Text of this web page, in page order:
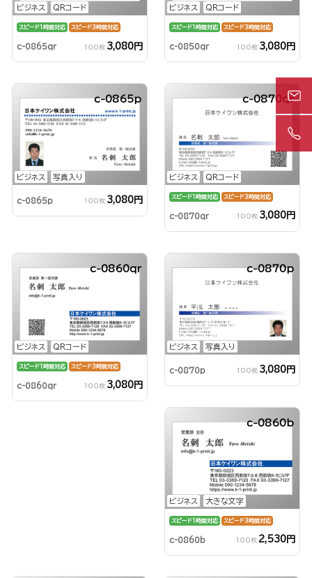
ビジネス QRコード
スピード1時間対応 スピード3時間対応
c-0865qr 100枚 3,080円
ビジネス QRコード
スピード1時間対応 スピード3時間対応
c-0850qr 100枚 3,080円
ビジネス 写真入り
c-0865p
c-0865p 100枚 3,080円
ビジネス QRコード
c-0870qr
スピード1時間対応 スピード3時間対応
c-0870qr 100枚 3,080円
ビジネス QRコード
c-0860qr
スピード1時間対応 スピード3時間対応
c-0860qr 100枚 3,080円
ビジネス 写真入り
c-0870p
c-0870p 100枚 3,080円
ビジネス 大きな文字
c-0860b
スピード1時間対応 スピード3時間対応
c-0860b 100枚 2,530円